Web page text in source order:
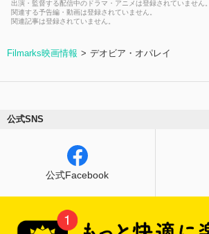
出演・監督する配信中のドラマ・アニメは登録されていません。
関連する予告編・動画は登録されていません。
関連記事は登録されていません。
Filmarks映画情報 デオビア・オパレイ
公式SNS
公式Facebook